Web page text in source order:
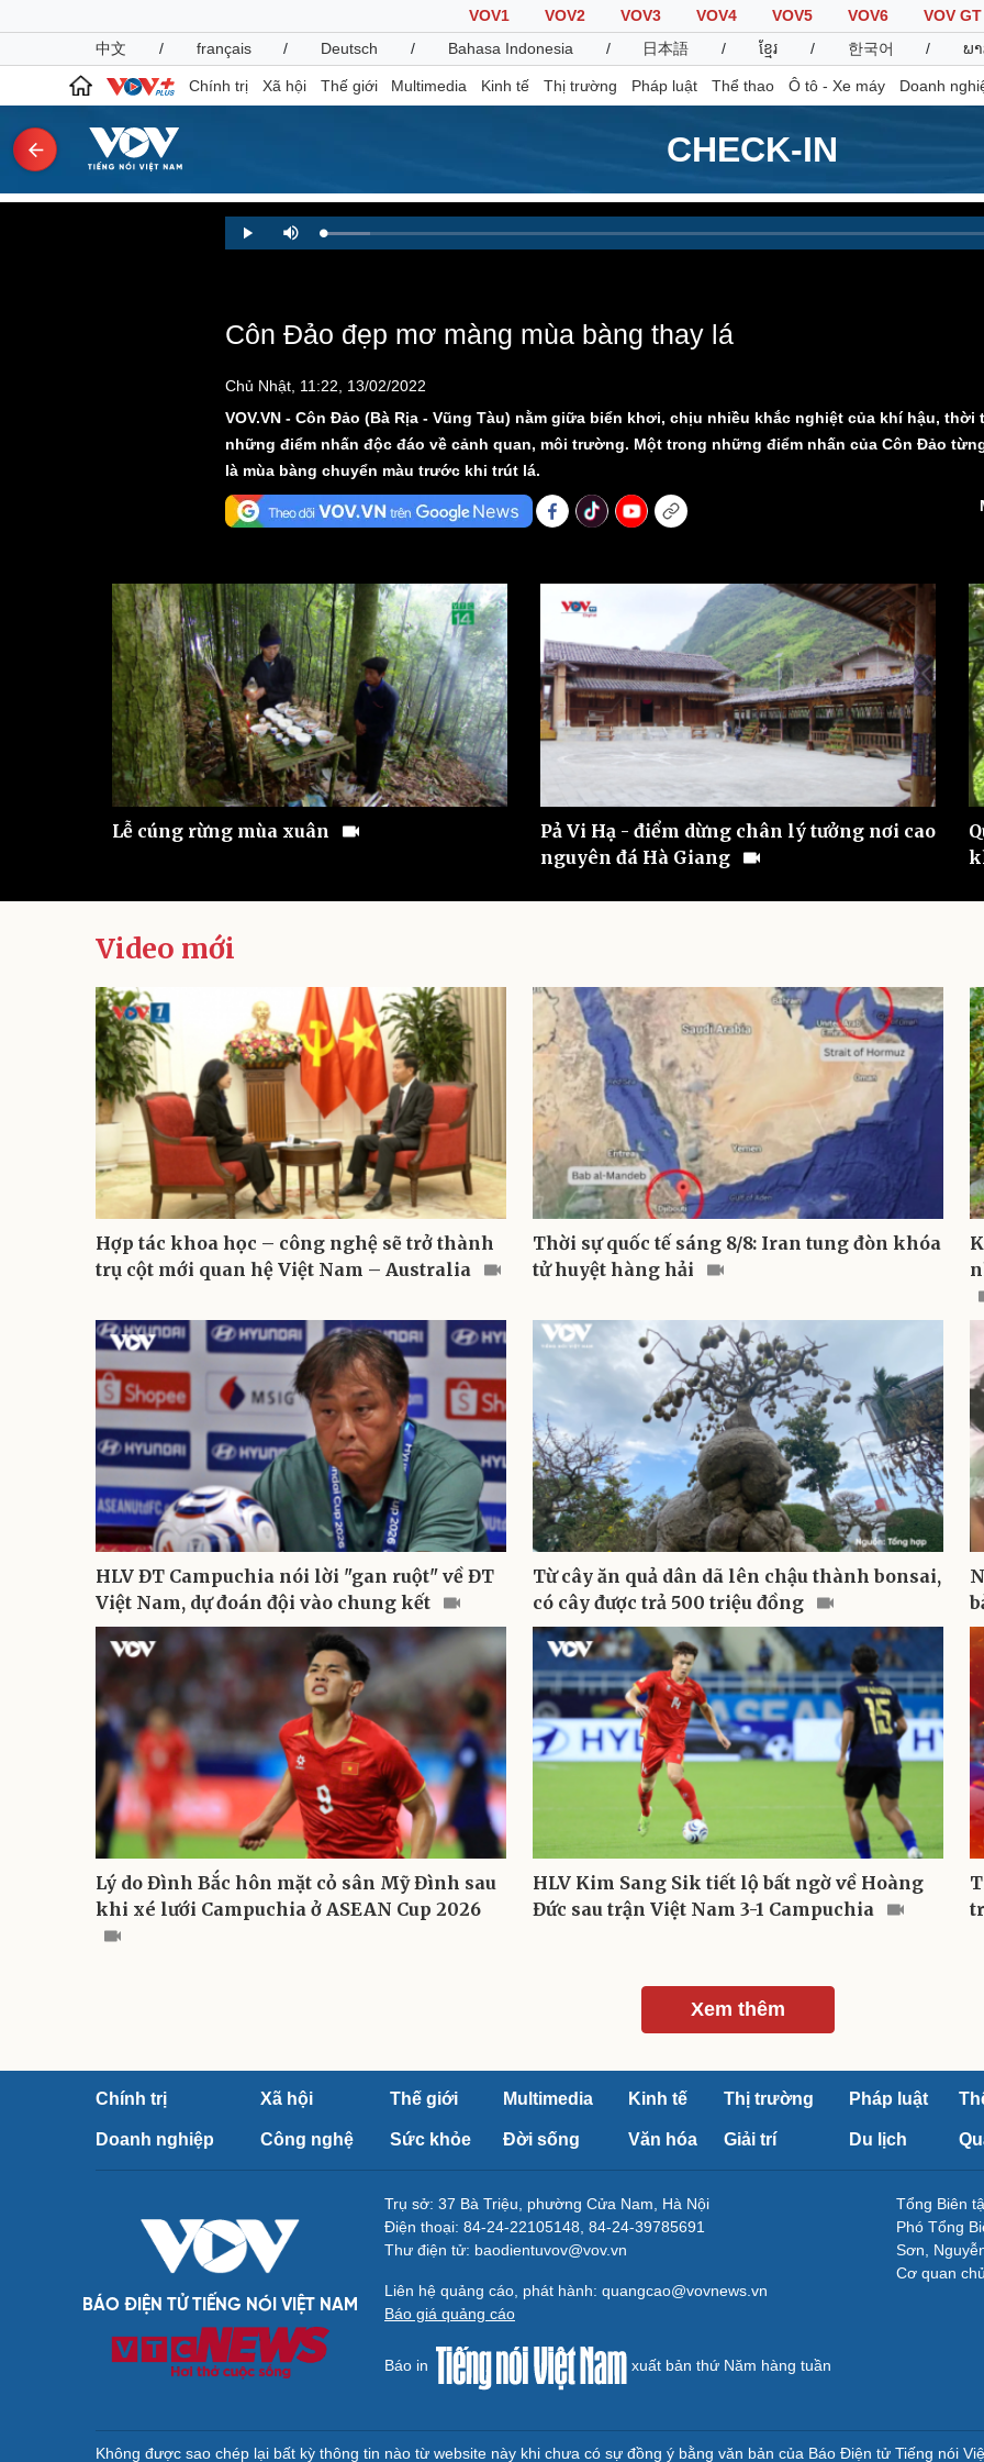
VOV1 VOV2 VOV3 VOV4 VOV5 VOV6
VOV GT
中文
/ français / Deutsch / Bahasa Indonesia / 日本語 / ខ្មែរ / 한국어 / ພ
Chính trị Xã hội Thế giới Multimedia Kinh tế Thị trường Pháp luật Thể thao Ô tô - Xe máy Doanh
CHECK-IN
Xã hội
Dấu ấn VOV
Việc làm
Thế giới
Multimedia
Quân sự - Quốc phòng
Vũ khí
Việt Nam
Thể thao
Bóng đá
eSports
Hậu trường
Ô tô - Xe máy
Ô tô
Dinh dưỡng - món ngon
Cây thuốc
Sản phụ khoa
Nhi khoa
Nam khoa
Làm đẹp - giảm cân
Phòng mạch online
Ăn sạch sống khỏe
Nhà đẹp
Blog
Tình yêu - Gia đình
Sân khấu - Điện ảnh
Văn học
Âm nhạc
Di sản
Nghệ sĩ
Thời trang
Sao Việt
Cải chính
Play Mute Loaded:
6.00%
Côn Đảo đẹp mơ màng mùa bàng thay lá
Chủ Nhật, 11:22, 13/02/2022
VOV.VN - Côn Đảo (Bà Rịa - Vũng Tàu) nằm giữa biển khơi, chịu nhiều khắc nghiệt của khí hậu,
những điểm nhấn độc đáo về cảnh quan, môi trường. Một trong những điểm nhấn của Côn Đảo
là mùa bàng chuyển màu trước khi trút lá.
Lễ cúng rừng mùa xuân
Pả Vi Hạ - điểm dừng chân lý tưởng nơi cao
nguyên đá Hà Giang
Video mới
Hợp tác khoa học – công nghệ sẽ trở thành
trụ cột mới quan hệ Việt Nam – Australia
Thời sự quốc tế sáng 8/8: Iran tung đòn khóa
tử huyệt hàng hải
HLV ĐT Campuchia nói lời "gan ruột" về ĐT
Việt Nam, dự đoán đội vào chung kết
Từ cây ăn quả dân dã lên chậu thành bonsai,
có cây được trả 500 triệu đồng
Lý do Đình Bắc hôn mặt cỏ sân Mỹ Đình sau
khi xé lưới Campuchia ở ASEAN Cup 2026
HLV Kim Sang Sik tiết lộ bất ngờ về Hoàng
Đức sau trận Việt Nam 3-1 Campuchia
Xem thêm
Chính trị Xã hội Thế giới Multimedia Kinh tế Thị trường Pháp luật
Doanh nghiệp Công nghệ Sức khỏe Đời sống Văn hóa Giải trí Du lịch
BÁO ĐIỆN TỬ TIẾNG NÓI VIỆT NAM
Trụ sở: 37 Bà Triệu, phường Cửa Nam, Hà Nội
Điện thoại: 84-24-22105148, 84-24-39785691
Thư điện tử: baodientuvov@vov.vn
Liên hệ quảng cáo, phát hành: quangcao@vovnews.vn
Báo giá quảng cáo
Báo in xuất bản thứ Năm hàng tuần
Tổng Biên
Phó Tổng
Sơn,
Cơ quan
Không được sao chép lại bất kỳ thông tin nào từ website này khi chưa có sự đồng ý bằng văn bản của Báo Điện tử Tiếng nói